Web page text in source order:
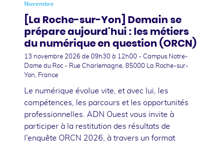
Novembre
[La Roche-sur-Yon] Demain se
prépare aujourd'hui : les métiers
du numérique en question (ORCN)
13 novembre 2026 de 09h30 à 12h00 - Campus Notre-
Dame du Roc - Rue Charlemagne, 85000 La Roche-sur-
Yon, France
Le numérique évolue vite, et avec lui, les
compétences, les parcours et les opportunités
professionnelles. ADN Ouest vous invite à
participer à la restitution des résultats de
l'enquête ORCN 2026, à travers un format